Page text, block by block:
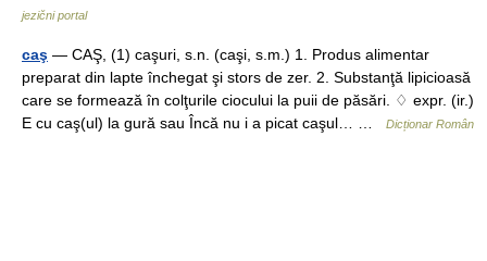
jezični portal
caş — CAŞ, (1) caşuri, s.n. (caşi, s.m.) 1. Produs alimentar
preparat din lapte închegat şi stors de zer. 2. Substanţă lipicioasă
care se formează în colţurile ciocului la puii de păsări. ♢ expr. (ir.)
E cu caş(ul) la gură sau Încă nu i a picat caşul… …
Dicționar Român